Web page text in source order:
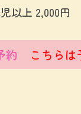
以上 2,000円
約 こちらは